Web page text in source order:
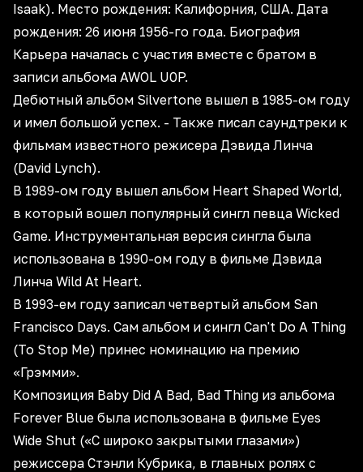
Isaak). Место рождения: Калифорния, США. Дата
рождения: 26 июня 1956-го года. Биография
Карьера началась с участия вместе с братом в
записи альбома AWOL U0P.
Дебютный альбом Silvertone вышел в 1985-ом году
и имел большой успех. - Также писал саундтреки к
фильмам известного режисера Дэвида Линча
(David Lynch).
В 1989-ом году вышел альбом Heart Shaped World,
в который вошел популярный сингл певца Wicked
Game. Инструментальная версия сингла была
использована в 1990-ом году в фильме Дэвида
Линча Wild At Heart.
В 1993-ем году записал четвертый альбом San
Francisco Days. Сам альбом и сингл Can't Do A Thing
(To Stop Me) принес номинацию на премию
«Грэмми».
Композиция Baby Did A Bad, Bad Thing из альбома
Forever Blue была использована в фильме Eyes
Wide Shut («С широко закрытыми глазами»)
режиссера Стэнли Кубрика, в главных ролях с